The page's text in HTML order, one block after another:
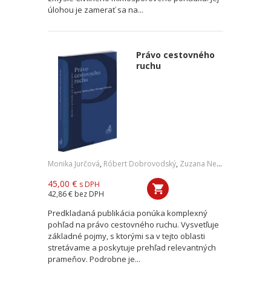
úlohou je zamerať sa na...
Právo cestovného
ruchu
Monika Jurčová, Róbert Dobrovodský, Zuzana Nevolná
45,00 € s DPH
42,86 € bez DPH
Predkladaná publikácia ponúka komplexný
pohľad na právo cestovného ruchu. Vysvetľuje
základné pojmy, s ktorými sa v tejto oblasti
stretávame a poskytuje prehľad relevantných
prameňov. Podrobne je...